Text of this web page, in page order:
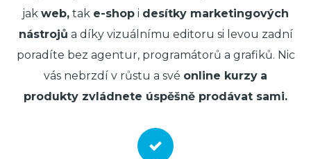
jak web, tak e-shop i desítky marketingových
nástrojů a díky vizuálnímu editoru si levou zadní
poradíte bez agentur, programátorů a grafiků. Nic
vás nebrzdí v růstu a své online kurzy a
produkty zvládnete úspěšně prodávat sami.